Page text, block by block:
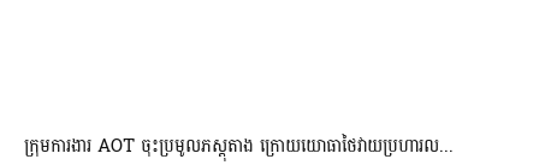
ក្រុមការងារ AOT ចុះប្រមូលភស្តុតាង ក្រោយយោធាថៃវាយប្រហារល...